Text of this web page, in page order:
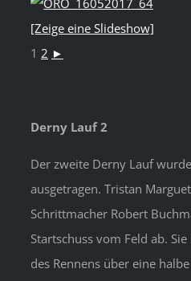
[Zeige eine Slideshow]
1 2 ►
Derny Lauf 2
Der zweite Derny Lauf
ausgetragen. Tristan
Schrittmacher Robert
Startschuss vom Feld ab.
des Rennens über eine